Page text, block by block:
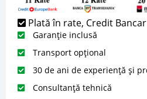
Plată în rate, Credit Bancar
Garanție inclusă
Transport opțional
30 de ani de experiență și
Consultanță tehnică